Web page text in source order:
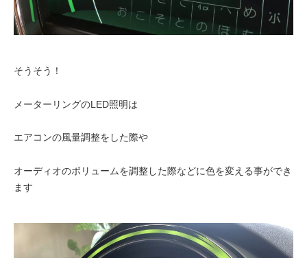
そうそう！
メーターリングのLED照明は
エアコンの風量調整をした際や
オーディオのボリュームを調整した際などに色を変える事ができ
ます